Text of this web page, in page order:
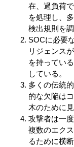
在、過負荷
を処理し、
検出規則を
SOCに必要
リジェンス
を持ってい
している。
多くの伝統
的な欠陥は
木のために
攻撃者は一
複数のエク
るために横